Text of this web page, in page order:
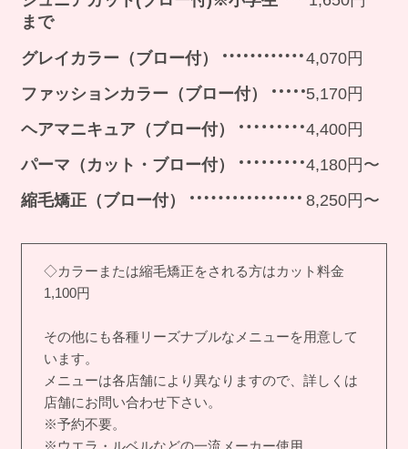
まで
グレイカラー（ブロー付）
4,070円
ファッションカラー（ブロー付）
5,170円
ヘアマニキュア（ブロー付）
4,400円
パーマ（カット・ブロー付）
4,180円〜
縮毛矯正（ブロー付）
8,250円〜
◇カラーまたは縮毛矯正をされる方はカット料金
1,100円
その他にも各種リーズナブルなメニューを用意して
います。
メニューは各店舗により異なりますので、詳しくは
店舗にお問い合わせ下さい。
※予約不要。
※ウエラ・ルベルなどの一流メーカー使用。